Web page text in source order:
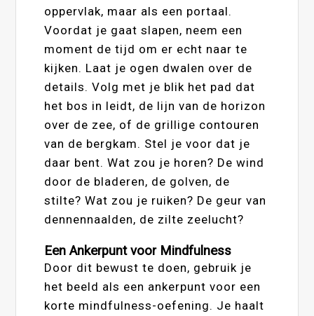
oppervlak, maar als een portaal.
Voordat je gaat slapen, neem een
moment de tijd om er echt naar te
kijken. Laat je ogen dwalen over de
details. Volg met je blik het pad dat
het bos in leidt, de lijn van de horizon
over de zee, of de grillige contouren
van de bergkam. Stel je voor dat je
daar bent. Wat zou je horen? De wind
door de bladeren, de golven, de
stilte? Wat zou je ruiken? De geur van
dennennaalden, de zilte zeelucht?
Een Ankerpunt voor Mindfulness
Door dit bewust te doen, gebruik je
het beeld als een ankerpunt voor een
korte mindfulness-oefening. Je haalt